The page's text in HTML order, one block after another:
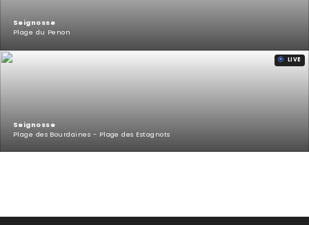
Seignosse
Plage du Penon
LIVE
Seignosse
Plage des Bourdaines - Plage des Estagnots